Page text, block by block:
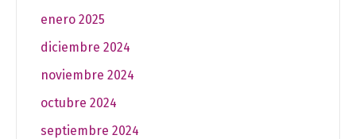
enero 2025
diciembre 2024
noviembre 2024
octubre 2024
septiembre 2024